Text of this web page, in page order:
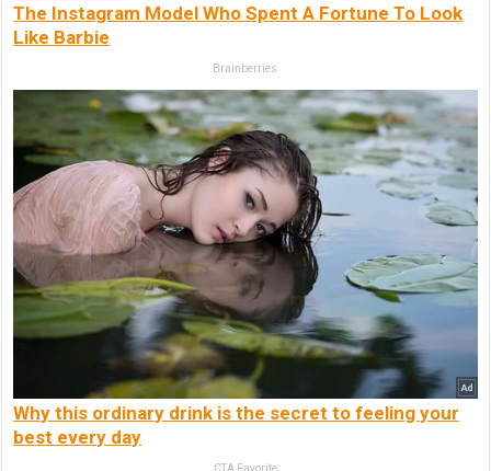
The Instagram Model Who Spent A Fortune To Look
Like Barbie
Brainberries
Why this ordinary drink is the secret to feeling your
best every day